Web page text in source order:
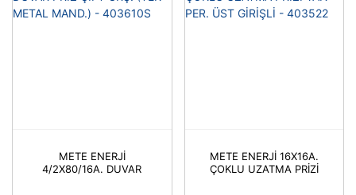
METE ENERJİ
4/2X80/16A. DUVAR
METE ENERJİ 16X16A.
ÇOKLU UZATMA PRİZİ